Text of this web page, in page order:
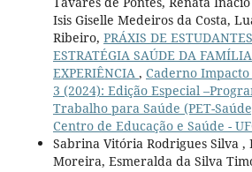
Isis Giselle Medeiros da Costa,
Ribeiro, PRÁXIS DE
ESTRATÉGIA SAÚDE DA
EXPERIÊNCIA , Caderno Impacto
3 (2024): Edição Especial
Trabalho para Saúde (PET-
Centro de Educação e Saúde -
Sabrina Vitória Rodrigues Silva ,
Moreira, Esmeralda da Silva